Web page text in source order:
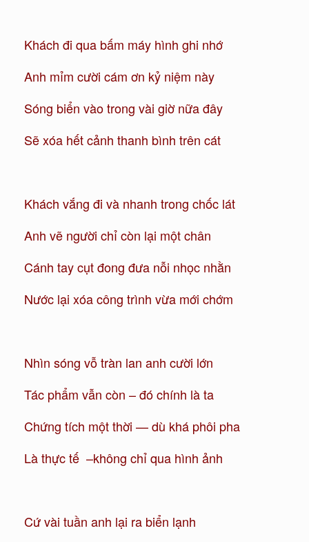
Khách đi qua bấm máy hình ghi nhớ
Anh mỉm cười cám ơn kỷ niệm này
Sóng biển vào trong vài giờ nữa đây
Sẽ xóa hết cảnh thanh bình trên cát
Khách vắng đi và nhanh trong chốc lát
Anh vẽ người chỉ còn lại một chân
Cánh tay cụt đong đưa nỗi nhọc nhằn
Nước lại xóa công trình vừa mới chớm
Nhìn sóng vỗ tràn lan anh cười lớn
Tác phẩm vẫn còn – đó chính là ta
Chứng tích một thời — dù khá phôi pha
Là thực tế –không chỉ qua hình ảnh
Cứ vài tuần anh lại ra biển lạnh